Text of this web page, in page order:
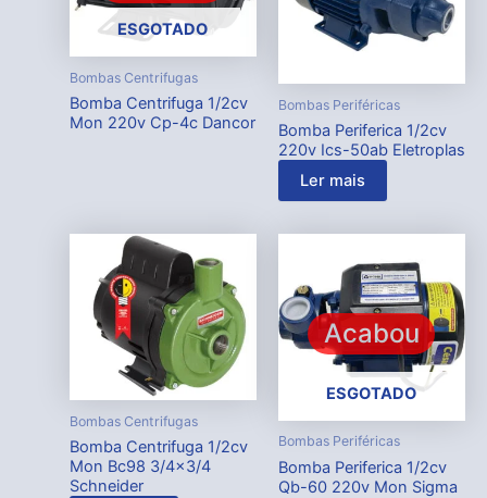
ESGOTADO
Bombas Centrifugas
Bomba Centrifuga 1/2cv
Mon 220v Cp-4c Dancor
Bombas Periféricas
Bomba Periferica 1/2cv
220v Ics-50ab Eletroplas
Ler mais
Bombas Centrifugas
Bomba Centrifuga 1/2cv
Mon Bc98 3/4×3/4
Schneider
Acabou
ESGOTADO
Bombas Periféricas
Bomba Periferica 1/2cv
Qb-60 220v Mon Sigma